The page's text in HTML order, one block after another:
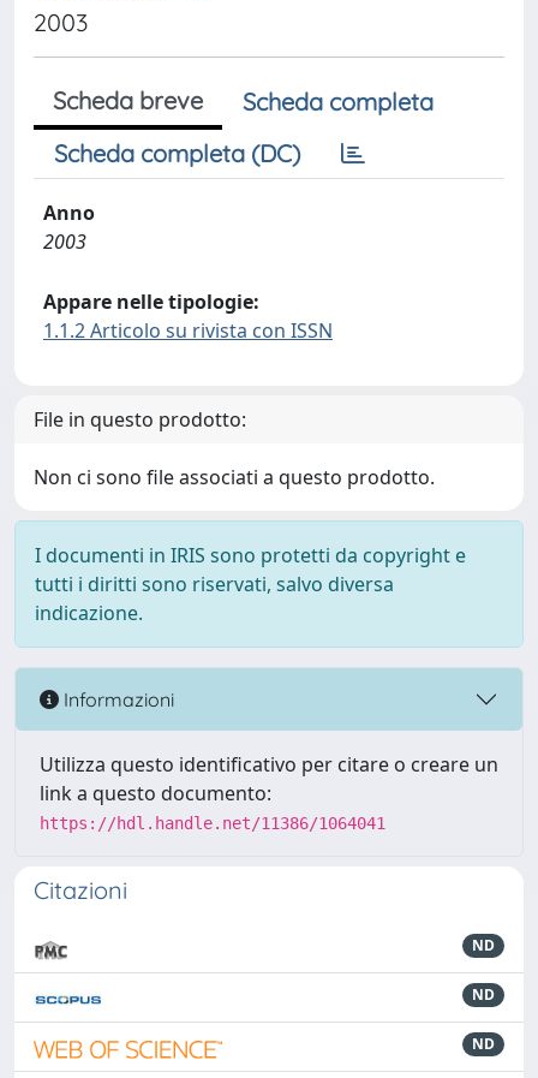
2003
Scheda breve
Scheda completa
Scheda completa (DC)
Anno
2003
Appare nelle tipologie:
1.1.2 Articolo su rivista con ISSN
File in questo prodotto:
Non ci sono file associati a questo prodotto.
I documenti in IRIS sono protetti da copyright e
tutti i diritti sono riservati, salvo diversa
indicazione.
Informazioni
Utilizza questo identificativo per citare o creare un
link a questo documento:
https://hdl.handle.net/11386/1064041
Citazioni
ND
ND
ND